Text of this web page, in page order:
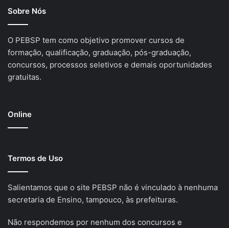
Sobre Nós
O PEBSP tem como objetivo promover cursos de
formação, qualificação, graduação, pós-graduação,
concursos, processos seletivos e demais oportunidades
gratuitas.
Online
Termos de Uso
Salientamos que o site PEBSP não é vinculado à nenhuma
secretaria de Ensino, tampouco, às prefeituras.
Não respondemos por nenhum dos concursos e